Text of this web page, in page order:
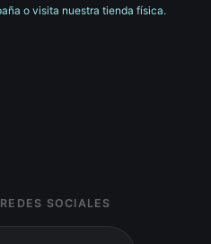
o visita nuestra tienda física.
SOCIALES